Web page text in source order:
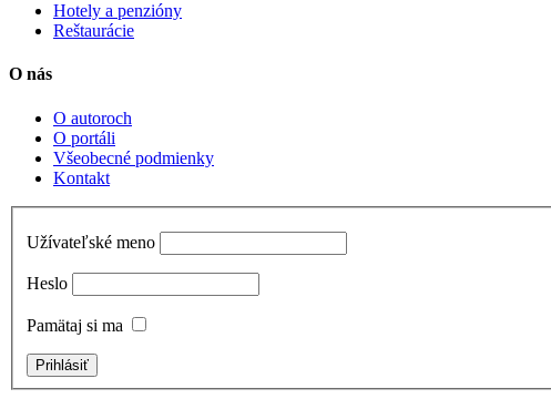
Hotely a penzióny
Reštaurácie
O nás
O autoroch
O portáli
Všeobecné podmienky
Kontakt
Užívateľské meno
Heslo
Pamätaj si ma